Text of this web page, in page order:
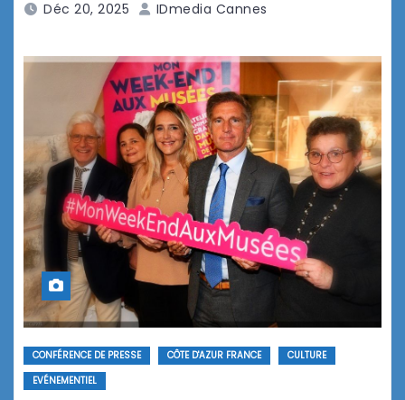
Déc 20, 2025 IDmedia Cannes
CONFÉRENCE DE PRESSE CÔTE D'AZUR FRANCE
CULTURE
EVÉNEMENTIEL